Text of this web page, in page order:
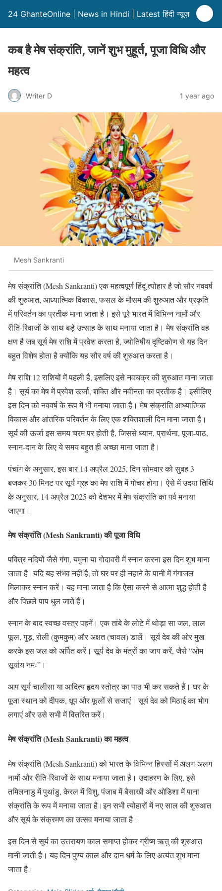
24 GhanteOnline | News in Hindi | Latest हिंदी न्यूज़
कब है मेष संक्रांति, जानें शुभ मुहूर्त, पूजा विधि और
महत्व
Writer D 1 year ago
Mesh Sankranti
मेष संक्रांति (Mesh Sankranti) एक महत्वपूर्ण हिंदू त्योहार है जो सौर नववर्ष
की शुरुआत, आध्यात्मिक विकास, फसल के मौसम की शुरुआत और प्रकृति
में परिवर्तन का प्रतीक माना जाता है। इसे पूरे भारत में विभिन्न नामों और
रीति-रिवाजों के साथ बड़े उत्साह के साथ मनाया जाता है। मेष संक्रांति वह
क्षण है जब सूर्य मेष राशि में प्रवेश करता है, ज्योतिषीय दृष्टिकोण से यह दिन
बहुत विशेष होता है क्योंकि यह सौर वर्ष की शुरुआत करता है।
मेष राशि 12 राशियों में पहली है, इसलिए इसे नवचक्र की शुरुआत माना जाता
है। सूर्य का मेष में प्रवेश ऊर्जा, शक्ति और नवीनता का प्रतीक है। इसीलिए
इस दिन को नववर्ष के रूप में भी मनाया जाता है। मेष संक्रांति आध्यात्मिक
विकास और आंतरिक परिवर्तन के लिए एक शक्तिशाली दिन माना जाता है।
सूर्य की ऊर्जा इस समय चरम पर होती है, जिससे ध्यान, प्रार्थना, पूजा-पाठ,
स्नान-दान के लिए ये समय बहुत ही अच्छा माना जाता है।
पंचांग के अनुसार, इस बार 14 अप्रैल 2025, दिन सोमवार को सुबह 3
बजकर 30 मिनट पर सूर्य ग्रह का मेष राशि में गोचर होगा। ऐसे में उदया तिथि
के अनुसार, 14 अप्रैल 2025 को देशभर में मेष संक्रांति का पर्व मनाया
जाएगा।
मेष संक्रांति (Mesh Sankranti) की पूजा विधि
पवित्र नदियों जैसे गंगा, यमुना या गोदावरी में स्नान करना इस दिन शुभ माना
जाता है।यदि यह संभव नहीं है, तो घर पर ही नहाने के पानी में गंगाजल
मिलाकर स्नान करें। यह माना जाता है कि ऐसा करने से आत्मा शुद्ध होती है
और पिछले पाप धुल जाते हैं।
स्नान के बाद स्वच्छ वस्त्र पहनें। एक तांबे के लोटे में थोड़ा सा जल, लाल
फूल, गुड़, रोली (कुमकुम) और अक्षत (चावल) डालें। सूर्य देव की ओर मुख
करके इस जल को अर्पित करें। सूर्य देव के मंत्रों का जाप करें, जैसे “ओम
सूर्याय नमः”।
आप सूर्य चालीसा या आदित्य हृदय स्तोत्र का पाठ भी कर सकते हैं। घर के
पूजा स्थान को दीपक, धूप और फूलों से सजाएं। सूर्य देव को मिठाई का भोग
लगाएं और उसे सभी में वितरित करें।
मेष संक्रांति (Mesh Sankranti) का महत्व
मेष संक्रांति (Mesh Sankranti) को भारत के विभिन्न हिस्सों में अलग-अलग
नामों और रीति-रिवाजों के साथ मनाया जाता है। उदाहरण के लिए, इसे
तमिलनाडु में पुथांडु, केरल में विशु, पंजाब में बैसाखी और ओडिशा में पाना
संक्रांति के रूप में मनाया जाता है।इन सभी त्योहारों में नए साल की शुरुआत
और सूर्य के संक्रमण का उत्सव मनाया जाता है।
इस दिन से सूर्य का उत्तरायण काल समाप्त होकर ग्रीष्म ऋतु की शुरुआत
मानी जाती है। यह दिन पुण्य काल और दान धर्म के लिए अत्यंत शुभ माना
जाता है।